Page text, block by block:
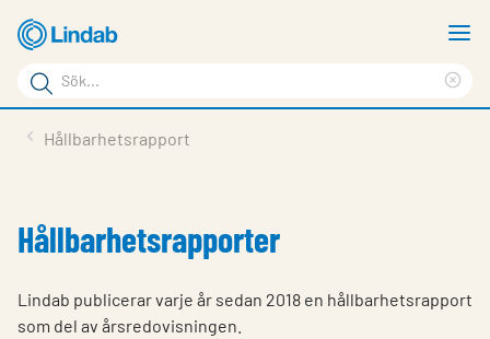
Hoppa
till
huvudinnehållet
Sökord
Sök
på
Om Lindab
Hållbarhetsrapport
Hållbarhetsrapporter
Lindab publicerar varje år sedan 2018 en hållbarhetsrapport
som del av årsredovisningen.